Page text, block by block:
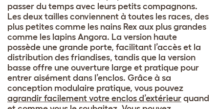
passer du temps avec leurs petits compagnons.
Les deux tailles conviennent à toutes les races, des
plus petites comme les nains Rex aux plus grandes
comme les lapins Angora. La version haute
possède une grande porte, facilitant l’accès et la
distribution des friandises, tandis que la version
basse offre une ouverture large et pratique pour
entrer aisément dans l’enclos. Grâce à sa
conception modulaire pratique, vous pouvez
agrandir facilement votre enclos d’extérieur quand